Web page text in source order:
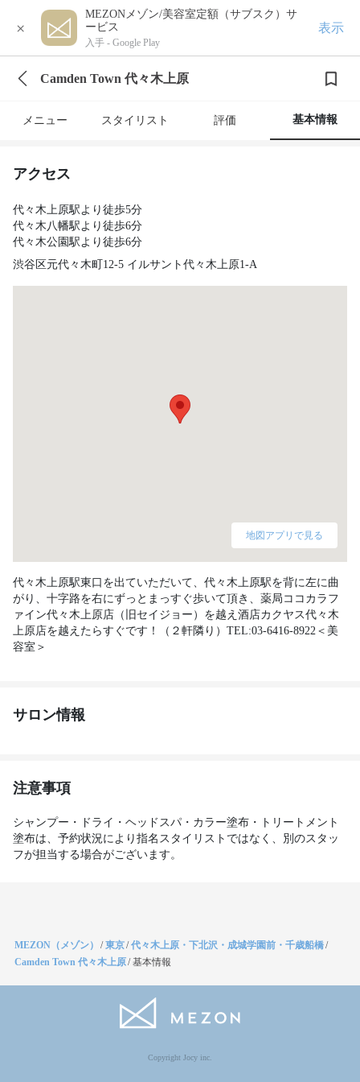
×
MEZONメゾン/美容室定額（サブスク）サ
ービス
入手 - Google Play
表示
Camden Town 代々木上原
メニュー スタイリスト 評価 基本情報
アクセス
代々木上原駅より徒歩5分
代々木八幡駅より徒歩6分
代々木公園駅より徒歩6分
渋谷区元代々木町12-5 イルサント代々木上原1-A
地図アプリで見る
代々木上原駅東口を出ていただいて、代々木上原駅を背に左に曲
がり、十字路を右にずっとまっすぐ歩いて頂き、薬局ココカラフ
ァイン代々木上原店（旧セイジョー）を越え酒店カクヤス代々木
上原店を越えたらすぐです！（２軒隣り）TEL:03-6416-8922＜美
容室＞
サロン情報
注意事項
シャンプー・ドライ・ヘッドスパ・カラー塗布・トリートメント
塗布は、予約状況により指名スタイリストではなく、別のスタッ
フが担当する場合がございます。
MEZON（メゾン） /東京/代々木上原・下北沢・成城学園前・千歳船橋/
Camden Town 代々木上原/基本情報
Copyright Jocy inc.